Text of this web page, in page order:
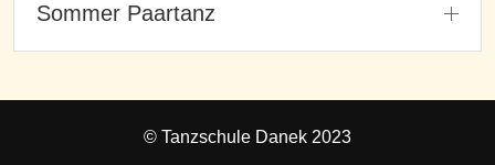
Sommer Paartanz
© Tanzschule Danek 2023